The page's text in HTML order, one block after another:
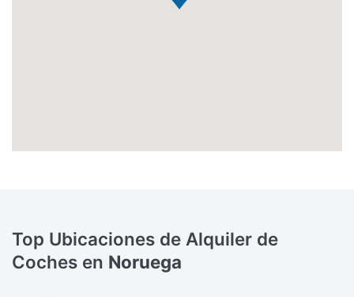
Top Ubicaciones de Alquiler de
Coches en Noruega